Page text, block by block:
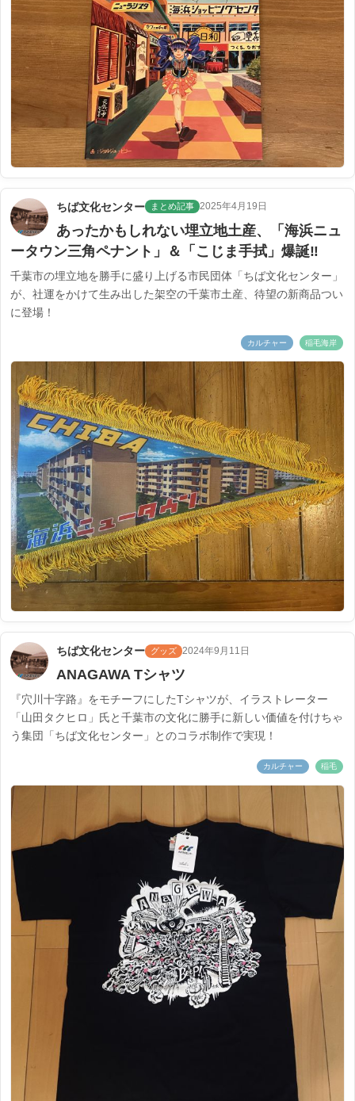
ちば文化センター まとめ記事 2025年4月19日
あったかもしれない埋立地土産、「海浜ニュ
ータウン三角ペナント」＆「こじま手拭」爆誕‼
千葉市の埋立地を勝手に盛り上げる市民団体「ちば文化センター」
が、社運をかけて生み出した架空の千葉市土産、待望の新商品つい
に登場！
カルチャー 稲毛海岸
ちば文化センター グッズ 2024年9月11日
ANAGAWA Tシャツ
『穴川十字路』をモチーフにしたTシャツが、イラストレーター
「山田タクヒロ」氏と千葉市の文化に勝手に新しい価値を付けちゃ
う集団「ちば文化センター」とのコラボ制作で実現！
カルチャー 稲毛